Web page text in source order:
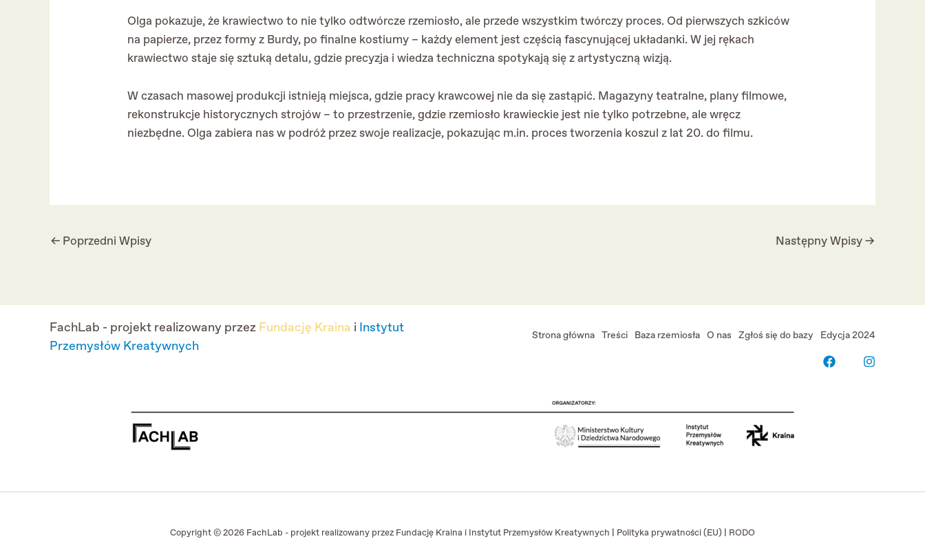
Olga pokazuje, że krawiectwo to nie tylko odtwórcze rzemiosło, ale przede wszystkim twórczy proces. Od pierwszych szkiców
na papierze, przez formy z Burdy, po finalne kostiumy – każdy element jest częścią fascynującej układanki. W jej rękach
krawiectwo staje się sztuką detalu, gdzie precyzja i wiedza techniczna spotykają się z artystyczną wizją.
W czasach masowej produkcji istnieją miejsca, gdzie pracy krawcowej nie da się zastąpić. Magazyny teatralne, plany filmowe,
rekonstrukcje historycznych strojów – to przestrzenie, gdzie rzemiosło krawieckie jest nie tylko potrzebne, ale wręcz
niezbędne. Olga zabiera nas w podróż przez swoje realizacje, pokazując m.in. proces tworzenia koszul z lat 20. do filmu.
Post
← Poprzedni Wpisy Następny Wpisy→
FachLab - projekt realizowany przez Fundację Kraina i Instytut
Przemysłów Kreatywnych
Strona główna Treści Baza rzemiosła O nas Zgłoś się do bazy Edycja 2024
Copyright © 2026 FachLab - projekt realizowany przez Fundację Kraina i Instytut Przemysłów Kreatywnych | Polityka prywatności (EU) RODO